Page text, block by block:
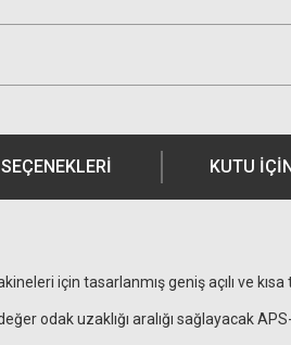
KUTU
için tasarlanmış geniş açılı ve
odak uzaklığı aralığı sağlayacak